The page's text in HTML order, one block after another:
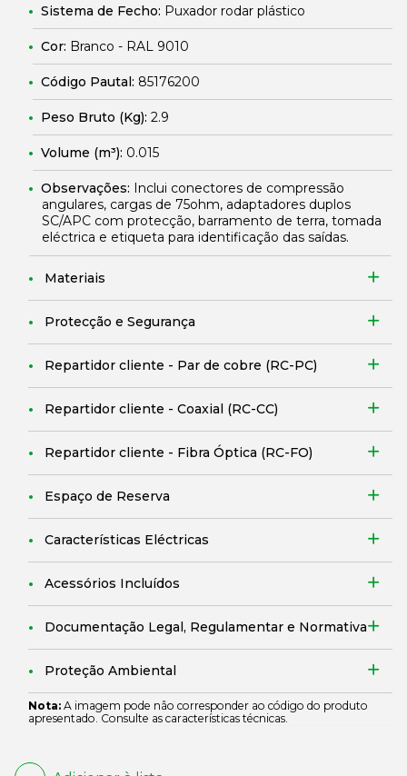
Sistema de Fecho: Puxador rodar plástico
Cor: Branco - RAL 9010
Código Pautal: 85176200
Peso Bruto (Kg): 2.9
Volume (m³): 0.015
Observações: Inclui conectores de compressão
angulares, cargas de 75ohm, adaptadores duplos
SC/APC com protecção, barramento de terra, tomada
eléctrica e etiqueta para identificação das saídas.
Materiais
Protecção e Segurança
Repartidor cliente - Par de cobre (RC-PC)
Repartidor cliente - Coaxial (RC-CC)
Repartidor cliente - Fibra Óptica (RC-FO)
Espaço de Reserva
Características Eléctricas
Acessórios Incluídos
Documentação Legal, Regulamentar e Normativa
Proteção Ambiental
Nota: A imagem pode não corresponder ao código do produto
apresentado. Consulte as características técnicas.